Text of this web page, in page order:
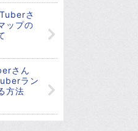
さ
ップの
さん
ラン
方法